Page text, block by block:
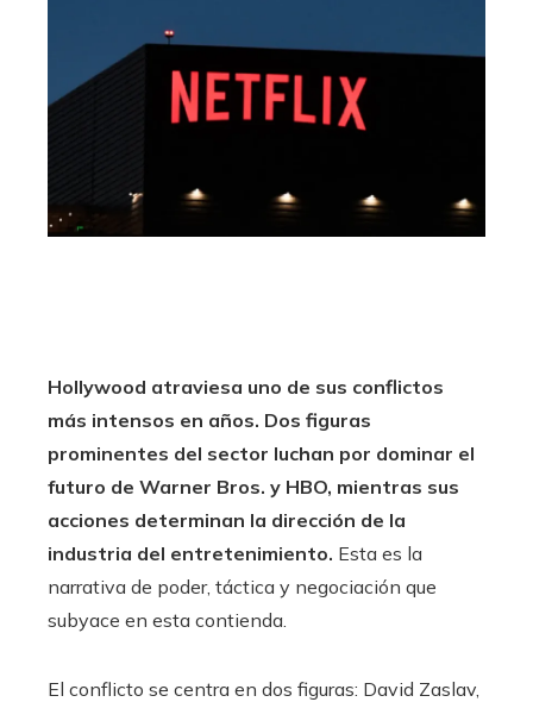
Hollywood atraviesa uno de sus conflictos
más intensos en años. Dos figuras
prominentes del sector luchan por dominar el
futuro de Warner Bros. y HBO, mientras sus
acciones determinan la dirección de la
industria del entretenimiento. Esta es la
narrativa de poder, táctica y negociación que
subyace en esta contienda.
El conflicto se centra en dos figuras: David Zaslav,